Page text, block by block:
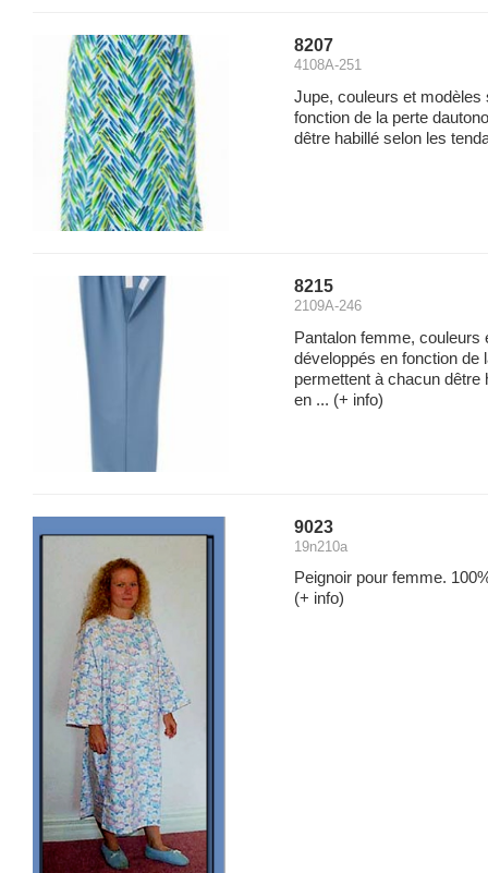
8207
4108A-251
Jupe, couleurs et modèles
fonction de la perte
dêtre habillé selon les
8215
2109A-246
Pantalon femme,
développés en fonction de
permettent à chacun dêtre
en ... (+ info)
9023
19n210a
Peignoir pour femme.
(+ info)